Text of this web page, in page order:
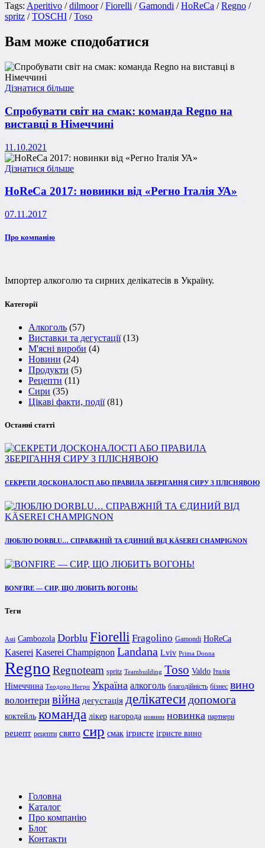
Tags: Aperitivo /dilmoor/Fiorelli /Gamondi /HoReCa /Regno /
spritz /TOSCHI /Toso
Вам може сподобатися
Дізнатися більше
Спробувати світ на смак: команда Regno на
виставці в Німеччині
11.10.2021
Дізнатися більше
HoReCa 2017: новинки від «Регно Італія УА»
07.11.2017
Про компанію
Імпортер алкоголю та сирних делікатесів в Україну.
Категорії
Алкоголь (57)
Виставки та дегустації(13)
М'ясні вироби (4)
Новини (24)
Продукти (5)
Рецепти (11)
Сири (35)
Цікаві факти, події(81)
Останні статті
СЕКРЕТИ ДОСКОНАЛОСТІ АБО ПРАВИЛА ЗБЕРІГАННЯ СИРУ З ПЛІСНЯВОЮ
ЛЮБЛЮ DORBLU… СПРАВЖНІЙ ТА ЄДИНИЙ ВІД KÄSEREI CHAMPIGNON
BONFIRE — СИР, ЩО ЛЮБИТЬ ВОГОНЬ!
Теги
Asti Cambozola Dorblu Fiorelli Fragolino Gamondi HoReCa
Kaserei Kaserei Champignon Landana Lviv Prima Donna
Regno Regnoteam spritz Teambuilding Toso Valdo Італія
Німеччина Теодоро Негро Україна алкоголь благодійність бізнес вино
волонтери війна дегустація делікатеси допомога
коктейль команда лікер нагорода новини новинка партнери
рецепт рецепти свято сир смак ігристе ігристе вино
Головна
Каталог
Про компанію
Блог
Контакти